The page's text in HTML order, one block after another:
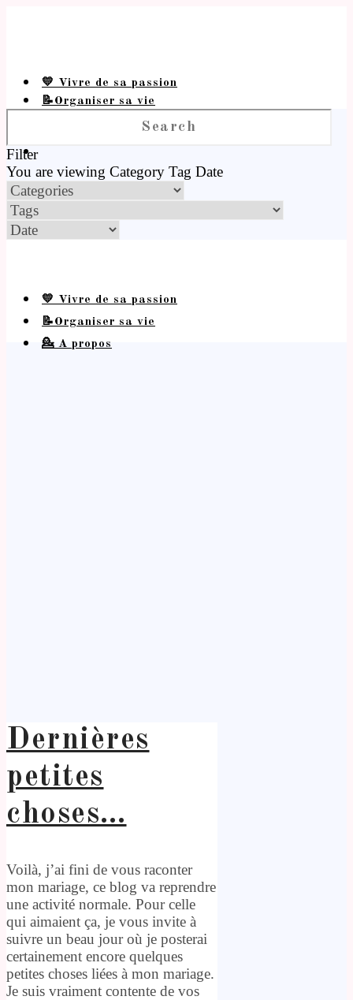
💛 Vivre de sa passion
📝Organiser sa vie
Filter
You are viewing Category Tag Date
💛 Vivre de sa passion
📝Organiser sa vie
💁 A propos
Dernières
petites
choses…
Voilà, j’ai fini de vous raconter
mon mariage, ce blog va reprendre
une activité normale. Pour celle
qui aimaient ça, je vous invite à
suivre un beau jour où je posterai
certainement encore quelques
petites choses liées à mon mariage.
Je suis vraiment contente de vos